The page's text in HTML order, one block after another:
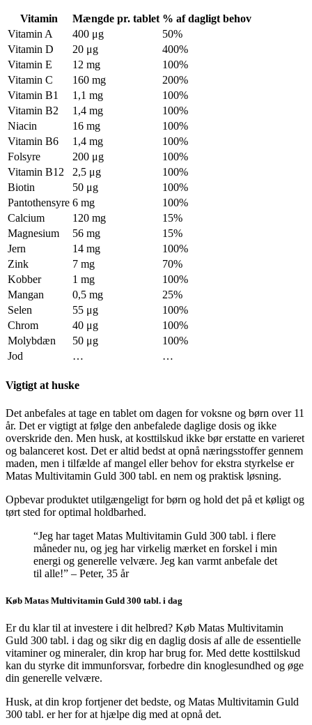
Vitamin Mængde pr. tablet % af dagligt behov
Vitamin A
400 μg
50%
Vitamin D
20 μg
400%
Vitamin E
12 mg
100%
Vitamin C
160 mg
200%
Vitamin B1
1,1 mg
100%
Vitamin B2
1,4 mg
100%
Niacin
16 mg
100%
Vitamin B6
1,4 mg
100%
Folsyre
200 μg
100%
Vitamin B12
2,5 μg
100%
Biotin
50 μg
100%
Pantothensyre 6 mg
100%
Calcium
120 mg
15%
Magnesium
56 mg
15%
Jern
14 mg
100%
Zink
7 mg
70%
Kobber
1 mg
100%
Mangan
0,5 mg
25%
Selen
55 μg
100%
Chrom
40 μg
100%
Molybdæn
50 μg
100%
Jod
… …
Vigtigt at huske
Det anbefales at tage en tablet om dagen for voksne og børn over 11
år. Det er vigtigt at følge den anbefalede daglige dosis og ikke
overskride den. Men husk, at kosttilskud ikke bør erstatte en varieret
og balanceret kost. Det er altid bedst at opnå næringsstoffer gennem
maden, men i tilfælde af mangel eller behov for ekstra styrkelse er
Matas Multivitamin Guld 300 tabl. en nem og praktisk løsning.
Opbevar produktet utilgængeligt for børn og hold det på et køligt og
tørt sted for optimal holdbarhed.
“Jeg har taget Matas Multivitamin Guld 300 tabl. i flere
måneder nu, og jeg har virkelig mærket en forskel i min
energi og generelle velvære. Jeg kan varmt anbefale det
til alle!” – Peter, 35 år
Køb Matas Multivitamin Guld 300 tabl. i dag
Er du klar til at investere i dit helbred? Køb Matas Multivitamin
Guld 300 tabl. i dag og sikr dig en daglig dosis af alle de essentielle
vitaminer og mineraler, din krop har brug for. Med dette kosttilskud
kan du styrke dit immunforsvar, forbedre din knoglesundhed og øge
din generelle velvære.
Husk, at din krop fortjener det bedste, og Matas Multivitamin Guld
300 tabl. er her for at hjælpe dig med at opnå det.